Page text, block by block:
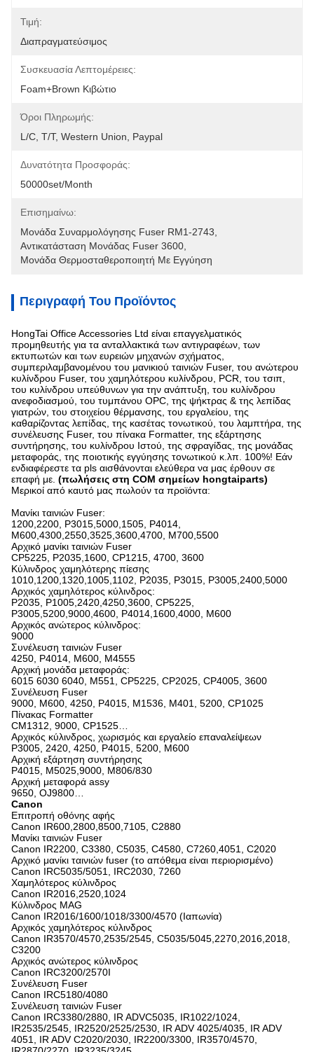
Τιμή:
Διαπραγματεύσιμος
Συσκευασία Λεπτομέρειες:
Foam+Brown Κιβώτιο
Όροι Πληρωμής:
L/C, T/T, Western Union, Paypal
Δυνατότητα Προσφοράς:
50000set/Month
Επισημαίνω:
Μονάδα Συναρμολόγησης Fuser RM1-2743
Αντικατάσταση Μονάδας Fuser 3600
Μονάδα Θερμοσταθεροποιητή Με Εγγύηση
Περιγραφή Του Προϊόντος
HongTai Office Accessories Ltd είναι επαγγελματικός
προμηθευτής για τα ανταλλακτικά των αντιγραφέων, των
εκτυπωτών και των ευρειών μηχανών σχήματος,
συμπεριλαμβανομένου του μανικιού ταινιών Fuser, του ανώτερου
κυλίνδρου Fuser, του χαμηλότερου κυλίνδρου, PCR, του τσιπ,
του κυλίνδρου υπεύθυνων για την ανάπτυξη, του κυλίνδρου
ανεφοδιασμού, του τυμπάνου OPC, της ψήκτρας & της λεπίδας
γιατρών, του στοιχείου θέρμανσης, του εργαλείου, της
καθαρίζοντας λεπίδας, της κασέτας τονωτικού, του λαμπτήρα, της
συνέλευσης Fuser, του πίνακα Formatter, της εξάρτησης
συντήρησης, του κυλίνδρου Ιστού, της σφραγίδας, της μονάδας
μεταφοράς, της ποιοτικής εγγύησης τονωτικού κ.λπ. 100%! Εάν
ενδιαφέρεστε τα pls αισθάνονται ελεύθερα να μας έρθουν σε
επαφή με. (πωλήσεις στη COM σημείων hongtaiparts)
Μερικοί από καυτό μας πωλούν τα προϊόντα:
Μανίκι ταινιών Fuser:
1200,2200, P3015,5000,1505, P4014,
M600,4300,2550,3525,3600,4700, M700,5500
Αρχικό μανίκι ταινιών Fuser
CP5225, P2035,1600, CP1215, 4700, 3600
Κύλινδρος χαμηλότερης πίεσης
1010,1200,1320,1005,1102, P2035, P3015, P3005,2400,5000
Αρχικός χαμηλότερος κύλινδρος:
P2035, P1005,2420,4250,3600, CP5225,
P3005,5200,9000,4600, P4014,1600,4000, M600
Αρχικός ανώτερος κύλινδρος:
9000
Συνέλευση ταινιών Fuser
4250, P4014, M600, M4555
Αρχική μονάδα μεταφοράς:
6015 6030 6040, M551, CP5225, CP2025, CP4005, 3600
Συνέλευση Fuser
9000, M600, 4250, P4015, M1536, M401, 5200, CP1025
Πίνακας Formatter
CM1312, 9000, CP1525…
Αρχικός κύλινδρος, χωρισμός και εργαλείο επαναλείψεων
P3005, 2420, 4250, P4015, 5200, M600
Αρχική εξάρτηση συντήρησης
P4015, M5025,9000, M806/830
Αρχική μεταφορά assy
9650, OJ9800…
Canon
Επιτροπή οθόνης αφής
Canon IR600,2800,8500,7105, C2880
Μανίκι ταινιών Fuser
Canon IR2200, C3380, C5035, C4580, C7260,4051, C2020
Αρχικό μανίκι ταινιών fuser (το απόθεμα είναι περιορισμένο)
Canon IRC5035/5051, IRC2030, 7260
Χαμηλότερος κύλινδρος
Canon IR2016,2520,1024
Κύλινδρος MAG
Canon IR2016/1600/1018/3300/4570 (Ιαπωνία)
Αρχικός χαμηλότερος κύλινδρος
Canon IR3570/4570,2535/2545, C5035/5045,2270,2016,2018,
C3200
Αρχικός ανώτερος κύλινδρος
Canon IRC3200/2570I
Συνέλευση Fuser
Canon IRC5180/4080
Συνέλευση ταινιών Fuser
Canon IRC3380/2880, IR ADVC5035, IR1022/1024,
IR2535/2545, IR2520/2525/2530, IR ADV 4025/4035, IR ADV
4051, IR ADV C2020/2030, IR2200/3300, IR3570/4570,